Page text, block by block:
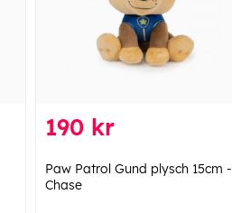
190 kr
Paw Patrol Gund plysch 15cm -
Chase